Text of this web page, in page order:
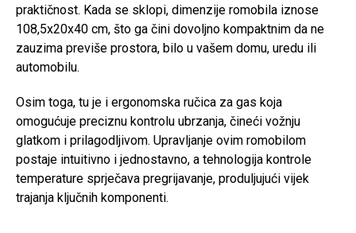
praktičnost. Kada se sklopi, dimenzije romobila iznose
108,5x20x40 cm, što ga čini dovoljno kompaktnim da ne
zauzima previše prostora, bilo u vašem domu, uredu ili
automobilu.
Osim toga, tu je i ergonomska ručica za gas koja
omogućuje preciznu kontrolu ubrzanja, čineći vožnju
glatkom i prilagodljivom. Upravljanje ovim romobilom
postaje intuitivno i jednostavno, a tehnologija kontrole
temperature sprječava pregrijavanje, produljujući vijek
trajanja ključnih komponenti.